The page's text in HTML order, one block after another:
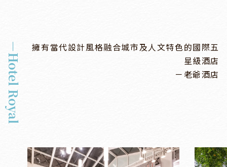
－Hotel Royal
擁有當代設計風格融合城市及人文特色的國際五
星級酒店
－老爺酒店